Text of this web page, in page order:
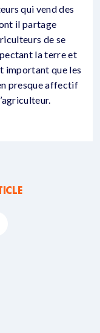
qui vend des
il partage
de se
la terre et
important que les
presque affectif